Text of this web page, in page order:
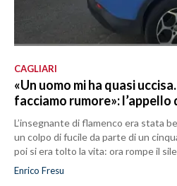
CAGLIARI
«Un uomo mi ha quasi
facciamo rumore»: l’appello
L’insegnante di flamenco era stata
un colpo di fucile da parte di un
poi si era tolto la vita: ora rompe il
Enrico Fresu